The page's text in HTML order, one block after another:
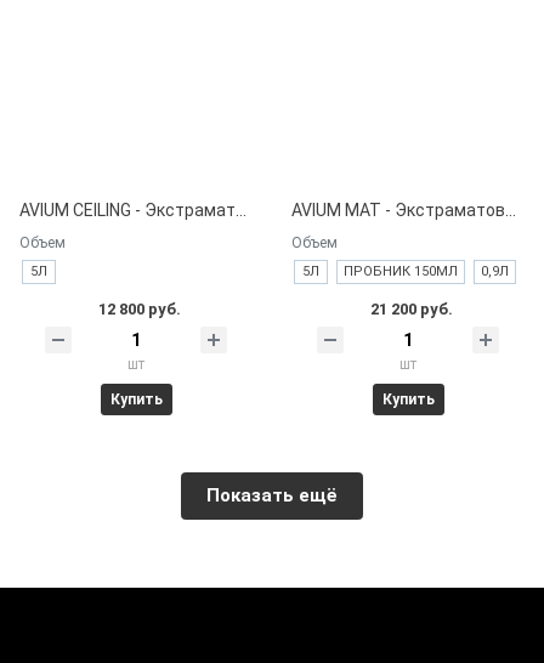
Объем
5Л
12 800 руб.
шт
Купить
Объем
5Л ПРОБНИК 150МЛ 0,9Л
21 200 руб.
шт
Купить
Показать ещё